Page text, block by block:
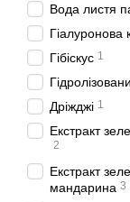
Вода листя
Гіалуронова
Гібіскус 1
Дріжджі 1
Екстракт
2
Екстракт
мандарина 3